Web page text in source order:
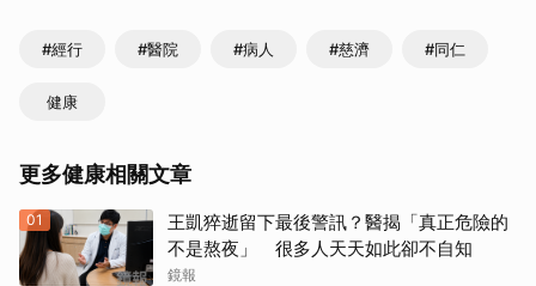
#經行 #醫院 #病人 #慈濟 #同仁
健康
更多健康相關文章
01
王凱猝逝留下最後警訊？醫揭「真正危險的
不是熬夜」 很多人天天如此卻不自知
鏡報